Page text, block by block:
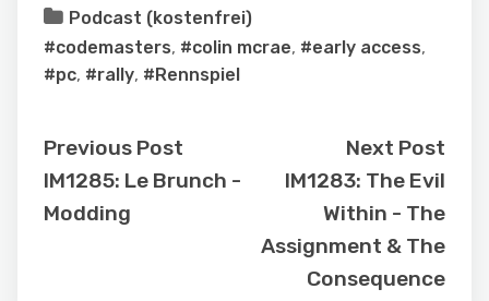
Podcast (kostenfrei)
#codemasters, #colin mcrae, #early access,
#pc, #rally, #Rennspiel
Previous Post
IM1285: Le Brunch -
Modding
Next Post
IM1283: The Evil
Within - The
Assignment & The
Consequence